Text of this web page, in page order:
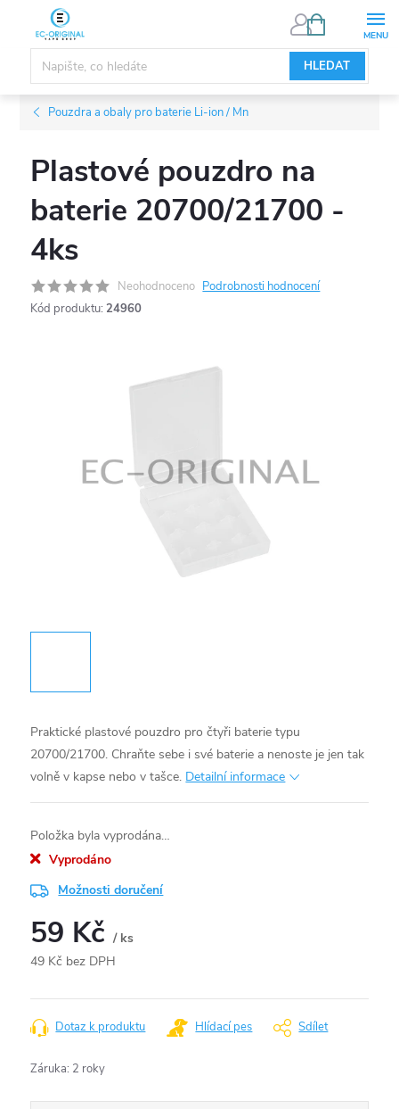
obsah
HLEDAT
NÁKUPNÍ
Pouzdra a obaly pro baterie Li-ion / Mn
Plastové pouzdro na
baterie 20700/21700 -
4ks
Neohodnoceno Podrobnosti hodnocení
Kód produktu: 24960
Praktické plastové pouzdro pro čtyři baterie typu
20700/21700. Chraňte sebe i své baterie a nenoste je jen tak
volně v kapse nebo v tašce. Detailní informace
Položka byla vyprodána…
Vyprodáno
Možnosti doručení
59 Kč/ ks
49 Kč bez DPH
cena:
Dotaz k produktu Hlídací pes Sdílet
Záruka: 2 roky